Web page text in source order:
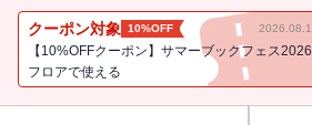
手伝いしてあげる」という戦慄のメッセー
雪江は、対外的な体裁を保つための都合の
なかったのだ。自分や幼馴染を含む多くの
クーポン対象 10%OFF
【10%OFFクーポン】サマーブックフェス
フロアで使える